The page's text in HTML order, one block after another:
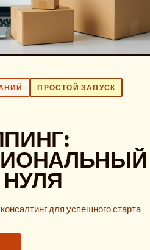
ПРОСТОЙ ЗАПУСК
для успешного старта